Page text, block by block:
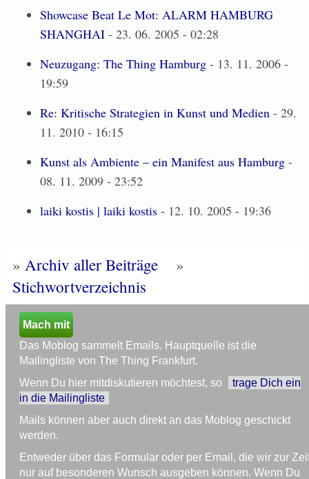
Showcase Beat Le Mot: ALARM HAMBURG
SHANGHAI - 23. 06. 2005 - 02:28
Neuzugang: The Thing Hamburg - 13. 11. 2006 -
19:59
Re: Kritische Strategien in Kunst und Medien - 29.
11. 2010 - 16:15
Kunst als Ambiente – ein Manifest aus Hamburg -
08. 11. 2009 - 23:52
laiki kostis | laiki kostis - 12. 10. 2005 - 19:36
» Archiv aller Beiträge
»
Stichwortverzeichnis
Mach mit
Das Moblog sammelt Emails. Hauptquelle ist die
Mailingliste von The Thing Frankfurt.
Wenn Du hier mitdiskutieren möchtest, so
trage Dich ein
in die Mailingliste
Mails können aber auch direkt an das Moblog geschickt
werden.
Entweder über das Formular oder per Email, die wir zur
nur auf besonderen Wunsch ausgeben können. Wenn Du